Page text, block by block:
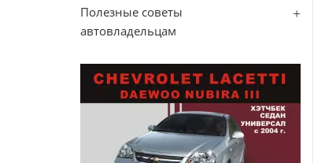
Полезные советы
автовладельцам